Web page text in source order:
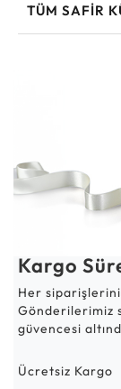
TÜM SAFIR
Kargo
Her
Gönderilerimiz
güvencesi
Ücretsiz Kargo